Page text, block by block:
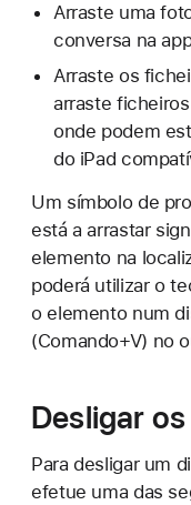
Arraste uma
conversa na
Arraste os
arraste ficheiros
onde podem
do iPad
Um símbolo de
está a arrastar
elemento na
poderá utilizar o
o elemento num
(Comando+V) no
Desligar
Para desligar um
efetue uma das